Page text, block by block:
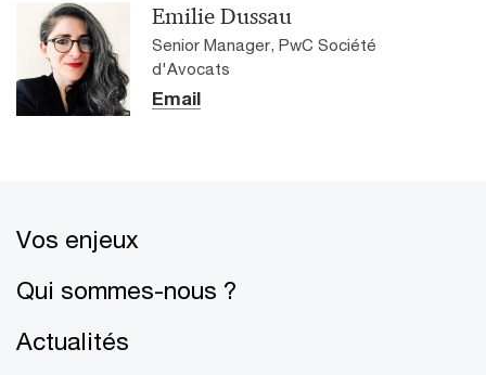
Emilie Dussau
Senior Manager, PwC Société
d'Avocats
Email
Vos enjeux
Qui sommes-nous ?
Actualités